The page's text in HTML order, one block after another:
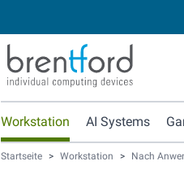
Workstation AI Systems
Startseite > Workstation > Nach